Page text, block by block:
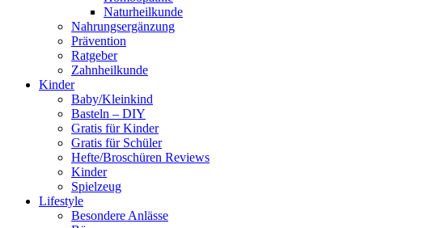
Naturheilkunde
Nahrungsergänzung
Prävention
Ratgeber
Zahnheilkunde
Kinder
Baby/Kleinkind
Basteln – DIY
Gratis für Kinder
Gratis für Schüler
Hefte/Broschüren Reviews
Kinder
Spielzeug
Lifestyle
Besondere Anlässe